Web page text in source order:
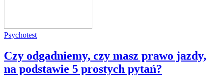
Psychotest
Czy odgadniemy, czy masz prawo jazdy,
na podstawie 5 prostych pytań?